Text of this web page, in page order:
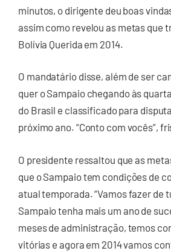
minutos, o dirigente deu boas
assim como revelou as metas que
Bolívia Querida em 2014.
O mandatário disse, além de ser
quer o Sampaio chegando às
do Brasil e classificado para
próximo ano. “Conto com vocês”,
O presidente ressaltou que as
que o Sampaio tem condições de
atual temporada. “Vamos fazer de
Sampaio tenha mais um ano de
meses de administração, temos
vitórias e agora em 2014 vamos